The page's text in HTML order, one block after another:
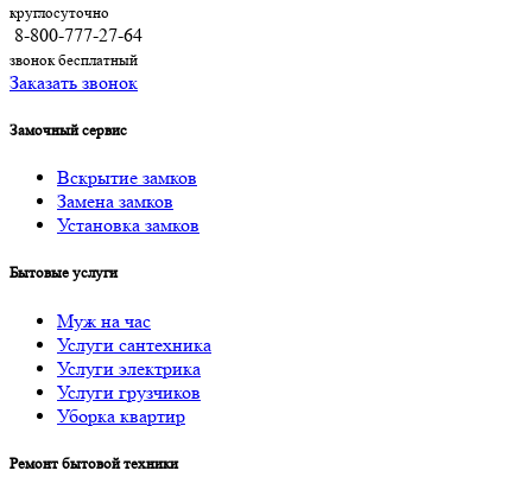
круглосуточно
8-800-777-27-64
звонок бесплатный
Заказать звонок
Замочный сервис
Вскрытие замков
Замена замков
Установка замков
Бытовые услуги
Муж на час
Услуги cантехника
Услуги электрика
Услуги грузчиков
Уборка квартир
Ремонт бытовой техники